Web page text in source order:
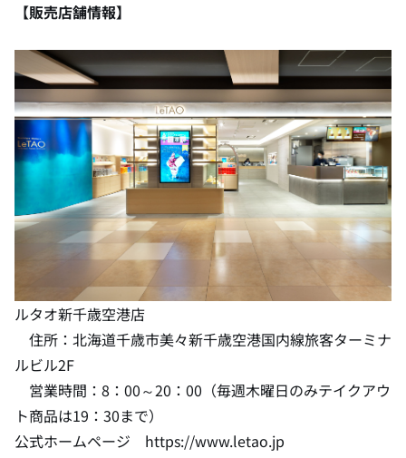
【販売店舗情報】
ルタオ新千歳空港店
住所：北海道千歳市美々新千歳空港国内線旅客ターミナ
ルビル2F
営業時間：8：00～20：00（毎週木曜日のみテイクアウ
ト商品は19：30まで）
公式ホームページ https://www.letao.jp